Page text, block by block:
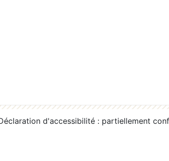
d'accessibilité : partiellement